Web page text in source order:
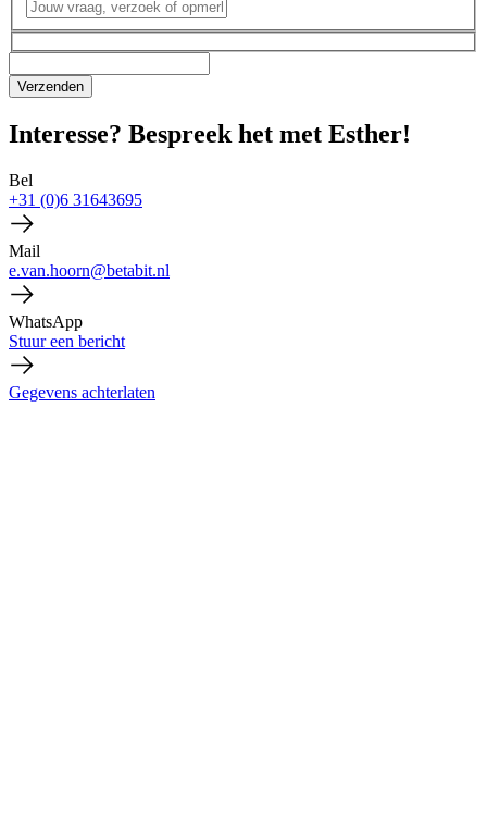
Interesse? Bespreek het met Esther!
Bel
+31 (0)6 31643695
Mail
e.van.hoorn@betabit.nl
WhatsApp
Stuur een bericht
Gegevens achterlaten